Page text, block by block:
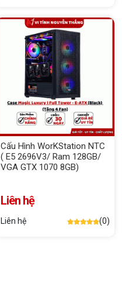
Cấu Hình WorKStation NTC
( E5 2696V3/ Ram 128GB/
VGA GTX 1070 8GB)
Liên hệ
Liên hệ (0)